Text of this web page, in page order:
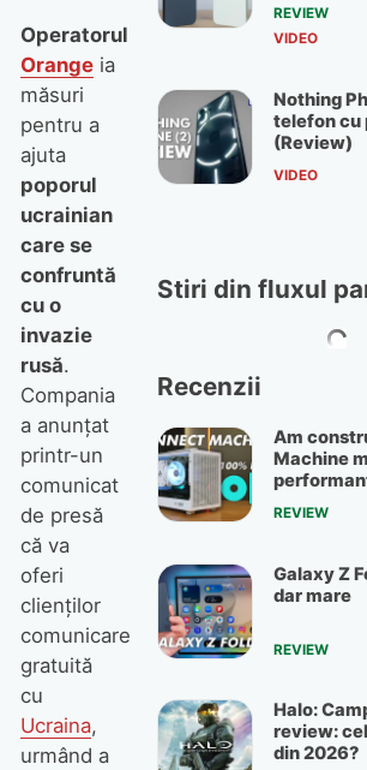
Operatorul
Orangeia
măsuri
pentru a
ajuta
poporul
ucrainian
care se
confruntă
cu o
invazie
rusă.
Compania
a anunţat
printr-un
comunicat
de presă
că va
oferi
clienţilor
comunicare
gratuită
cu
Ucraina,
urmând a
REVIEW
VIDEO
Nothing
telefon cu
(Review)
VIDEO
Stiri din fluxul
Recenzii
Am
Machine
OLX
REVIEW
Galaxy Z
dar mare
REVIEW
Halo:
review:
din 2026?